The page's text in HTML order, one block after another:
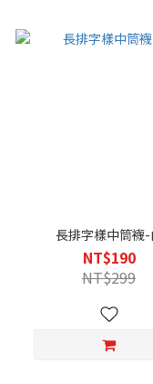
長排字樣中筒襪-
NT$190
NT$299